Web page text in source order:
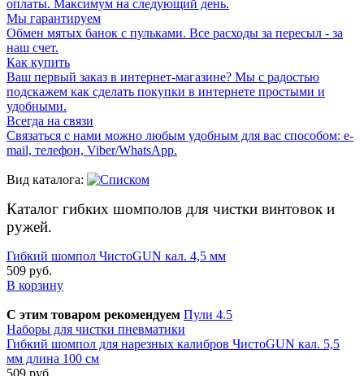
оплаты. Максимум на следующий день.
Мы гарантируем
Обмен мятых банок с пульками. Все расходы за пересыл - за
наш счет.
Как купить
Ваш первый заказ в интернет-магазине? Мы с радостью
подскажем как сделать покупки в интернете простыми и
удобными.
Всегда на связи
Связаться с нами можно любым удобным для вас способом: e-
mail, телефон, Viber/WhatsApp.
Вид каталога:
Каталог гибких шомполов для чистки винтовок и
ружей.
Гибкий шомпол ЧистоGUN кал. 4,5 мм
509 руб.
В корзину
С этим товаром рекомендуем Пули 4.5
Наборы для чистки пневматики
Гибкий шомпол для нарезных калибров ЧистоGUN кал. 5,5
мм длина 100 см